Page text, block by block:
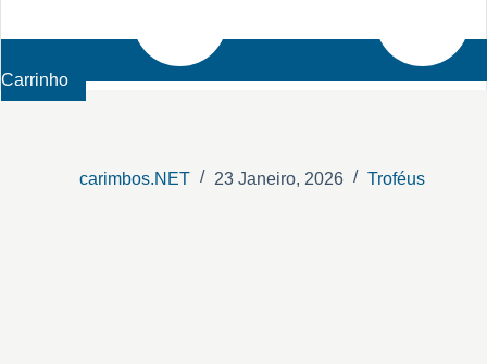
Carrinho
carimbos.NET 23 Janeiro, 2026 Troféus